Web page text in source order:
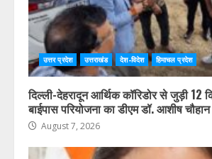
उत्तर प्रदेश उत्तराखंड देश-विदेश हिमाचल प्रदेश
दिल्ली-देहरादून आर्थिक कॉरिडोर से जुड़ी 12
बाईपास परियोजना का डीएम डॉ. आशीष चौहान
August 7, 2026